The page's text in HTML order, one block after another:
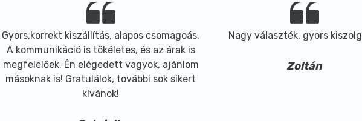
Gyors,korrekt kiszállítás, alapos csomagoás.
A kommunikáció is tökéletes, és az árak is
megfelelőek. Én elégedett vagyok, ajánlom
másoknak is! Gratulálok, további sok sikert
kívánok!
Nagy választék, gyors
Zoltán